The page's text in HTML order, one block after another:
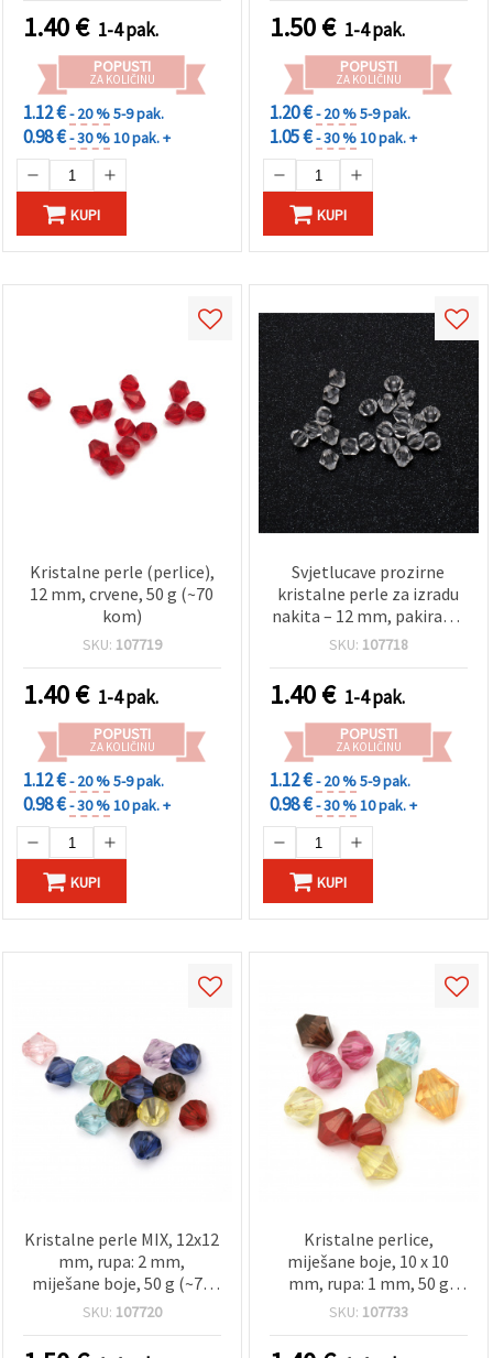
1.40€ 1-4 pak.
POPUSTI
ZA KOLIČINU
1.12 €- 20 %5-9 pak.
0.98 €- 30 %10 pak. +
KUPI
1.50€ 1-4 pak.
POPUSTI
ZA KOLIČINU
1.20 €- 20 %5-9 pak.
1.05 €- 30 %10 pak. +
KUPI
Kristalne perle (perlice),
12 mm, crvene, 50 g (~70
kom)
SKU: 107719
1.40€ 1-4 pak.
POPUSTI
ZA KOLIČINU
1.12 €- 20 %5-9 pak.
0.98 €- 30 %10 pak. +
KUPI
Svjetlucave prozirne
kristalne perle za izradu
nakita – 12 mm, pakiranje
~70 kom (50 g)
SKU: 107718
1.40€ 1-4 pak.
POPUSTI
ZA KOLIČINU
1.12 €- 20 %5-9 pak.
0.98 €- 30 %10 pak. +
KUPI
Kristalne perle MIX, 12x12
mm, rupa: 2 mm,
miješane boje, 50 g (~70
kom)
SKU: 107720
Kristalne perlice,
miješane boje, 10 x 10
mm, rupa: 1 mm, 50 g
(~120 kom)
SKU: 107733